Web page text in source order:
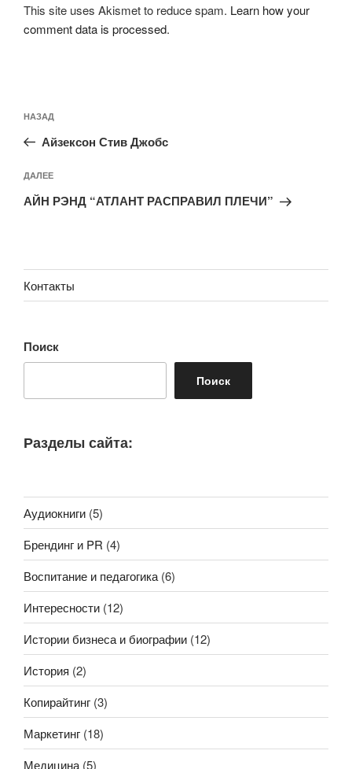
This site uses Akismet to reduce spam. Learn how your
comment data is processed.
по
записям
Предыдущая
запись:
НАЗАД
Айзексон Стив Джобс
Следующая
запись
ДАЛЕЕ
АЙН РЭНД “АТЛАНТ РАСПРАВИЛ ПЛЕЧИ”
Контакты
Поиск
Поиск
Разделы сайта:
Аудиокниги (5)
Брендинг и PR (4)
Воспитание и педагогика (6)
Интересности (12)
Истории бизнеса и биографии (12)
История (2)
Копирайтинг (3)
Маркетинг (18)
Медицина (5)